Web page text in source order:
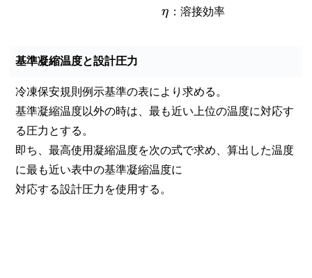
η ：溶接効率
基準凝縮温度と設計圧力
冷凍保安規則例示基準の表により求める。
基準凝縮温度以外の時は、最も近い上位の温度に対応す
る圧力とする。
即ち、最高使用凝縮温度を次の式で求め、算出した温度
に最も近い表中の基準凝縮温度に
対応する設計圧力を使用する。